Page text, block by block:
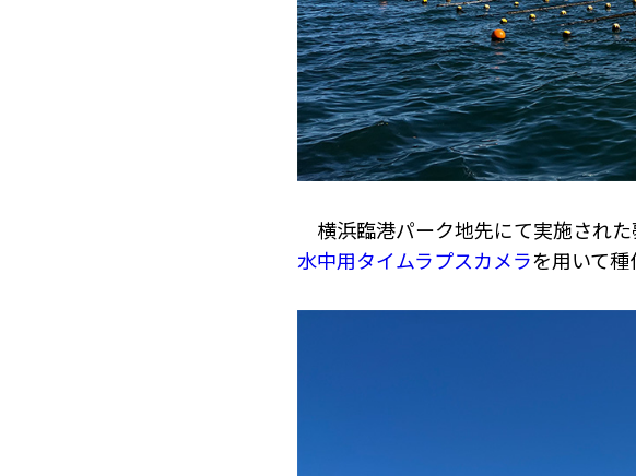
横浜臨港パーク地先にて実施され
水中用タイムラプスカメラを用いて